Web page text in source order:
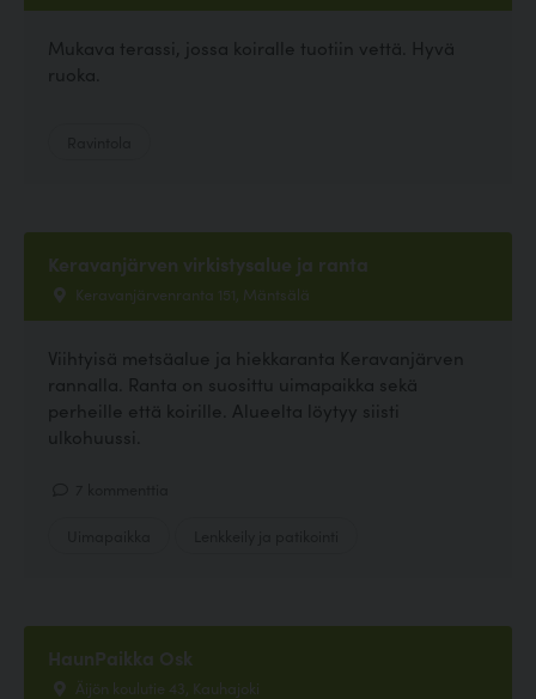
Mukava terassi, jossa koiralle tuotiin vettä. Hyvä
ruoka.
Keravanjärven virkistysalue ja ranta
Keravanjärvenranta 151, Mäntsälä
Viihtyisä metsäalue ja hiekkaranta Keravanjärven
rannalla. Ranta on suosittu uimapaikka sekä
perheille että koirille. Alueelta löytyy siisti
ulkohuussi.
HaunPaikka Osk
Äijön koulutie 43, Kauhajoki